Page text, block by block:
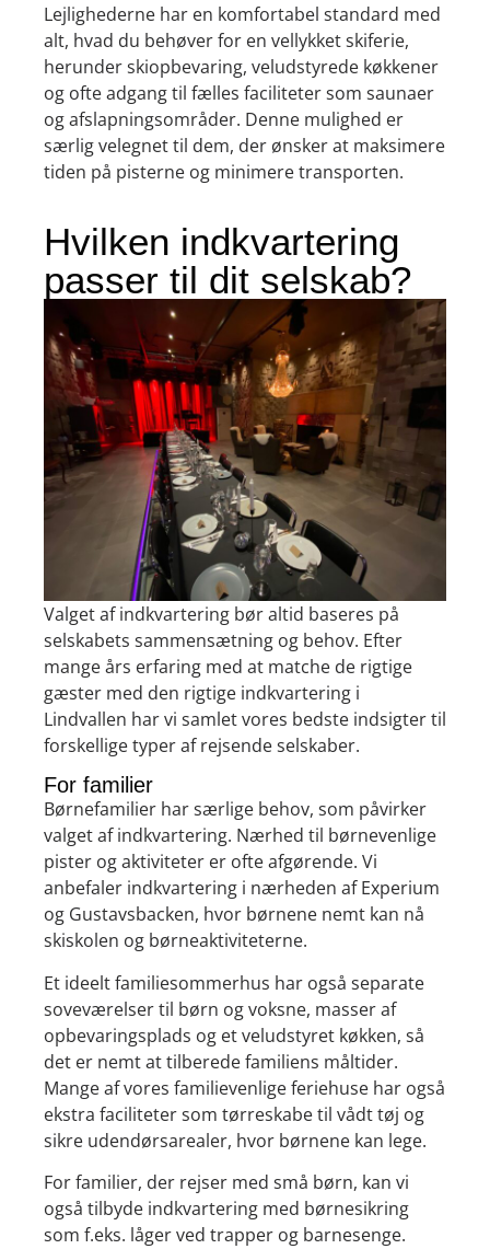
Lejlighederne har en komfortabel standard med
alt, hvad du behøver for en vellykket skiferie,
herunder skiopbevaring, veludstyrede køkkener
og ofte adgang til fælles faciliteter som saunaer
og afslapningsområder. Denne mulighed er
særlig velegnet til dem, der ønsker at maksimere
tiden på pisterne og minimere transporten.
Hvilken indkvartering
passer til dit selskab?
Valget af indkvartering bør altid baseres på
selskabets sammensætning og behov. Efter
mange års erfaring med at matche de rigtige
gæster med den rigtige indkvartering i
Lindvallen har vi samlet vores bedste indsigter til
forskellige typer af rejsende selskaber.
For familier
Børnefamilier har særlige behov, som påvirker
valget af indkvartering. Nærhed til børnevenlige
pister og aktiviteter er ofte afgørende. Vi
anbefaler indkvartering i nærheden af Experium
og Gustavsbacken, hvor børnene nemt kan nå
skiskolen og børneaktiviteterne.
Et ideelt familiesommerhus har også separate
soveværelser til børn og voksne, masser af
opbevaringsplads og et veludstyret køkken, så
det er nemt at tilberede familiens måltider.
Mange af vores familievenlige feriehuse har også
ekstra faciliteter som tørreskabe til vådt tøj og
sikre udendørsarealer, hvor børnene kan lege.
For familier, der rejser med små børn, kan vi
også tilbyde indkvartering med børnesikring
som f.eks. låger ved trapper og barnesenge.